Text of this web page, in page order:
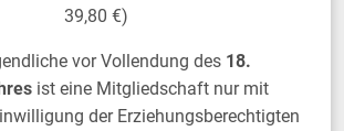
39,80 €)
vor Vollendung des 18.
ist eine Mitgliedschaft nur mit
der Erziehungsberechtigten